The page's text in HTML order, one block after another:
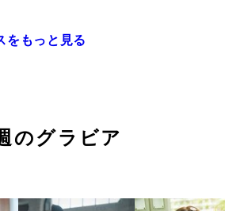
をもっと見る
のグラビア